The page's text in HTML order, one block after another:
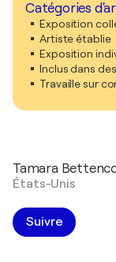
Catégories
Exposition
Artiste établie
Exposition
Inclus dans
Travaille sur
Tamara
États-Unis
Suivre